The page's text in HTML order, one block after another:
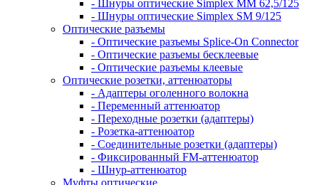
- Шнуры оптические Simplex MM 62,5/125
- Шнуры оптические Simplex SM 9/125
Оптические разъемы
- Оптические разъемы Splice-On Connector
- Оптические разъемы бесклеевые
- Оптические разъемы клеевые
Оптические розетки, аттенюаторы
- Адаптеры оголенного волокна
- Переменный аттенюатор
- Переходные розетки (адаптеры)
- Розетка-аттенюатор
- Соединительные розетки (адаптеры)
- Фиксированный FM-аттенюатор
- Шнур-аттенюатор
Муфты оптические